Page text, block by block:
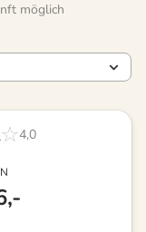
möglich
4,0